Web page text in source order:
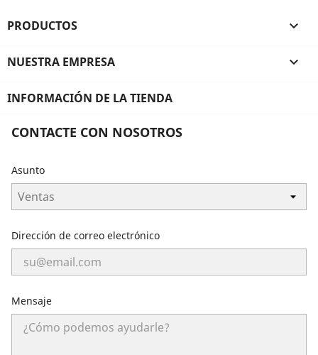
PRODUCTOS 
NUESTRA EMPRESA 
INFORMACIÓN DE LA TIENDA
CONTACTE CON NOSOTROS
Asunto
Dirección de correo electrónico
Mensaje